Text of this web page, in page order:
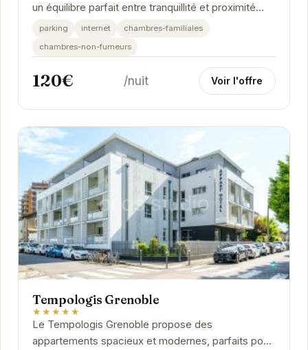
un équilibre parfait entre tranquillité et proximité
urbaine. Cet établissement vous propose des...
parking internet
chambres-familiales
chambres-non-fumeurs
120€ /nuit Voir l'offre
Tempologis Grenoble
★★★★★
Le Tempologis Grenoble propose des
appartements spacieux et modernes, parfaits pour